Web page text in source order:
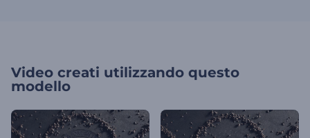
Video creati utilizzando questo
modello